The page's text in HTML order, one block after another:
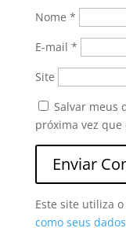
Nome *
E-mail *
Site
Salvar meus
próxima vez
Este site utiliza
como seus